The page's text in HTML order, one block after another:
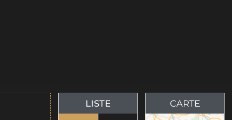
LISTE CARTE